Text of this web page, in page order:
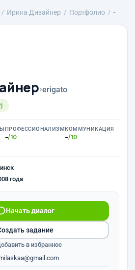
Ирина Дизайнер Портфолио -
›erigato
ПРОФЕССИОНАЛИЗМ
-/10
КОММУНИКАЦИЯ
-/10
года
Начать диалог
задание
в избранное